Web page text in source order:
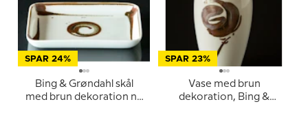
SPAR 24%
Bing & Grøndahl skål
med brun dekoration nr.
SPAR 23%
Vase med brun
dekoration, Bing &